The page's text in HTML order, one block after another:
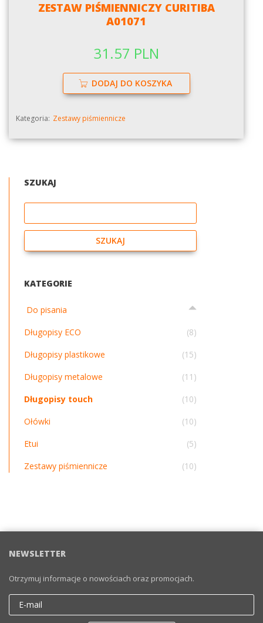
ZESTAW PIŚMIENNICZY CURITIBA
A01071
31.57 PLN
DODAJ DO KOSZYKA
Kategoria: Zestawy piśmiennicze
SZUKAJ
Szukaj
SZUKAJ
KATEGORIE
Do pisania
Długopisy ECO
(8)
Długopisy plastikowe
(15)
Długopisy metalowe
(11)
Długopisy touch
(10)
Ołówki
(10)
Etui
(5)
Zestawy piśmiennicze
(10)
NEWSLETTER
Otrzymuj informacje o nowościach oraz promocjach.